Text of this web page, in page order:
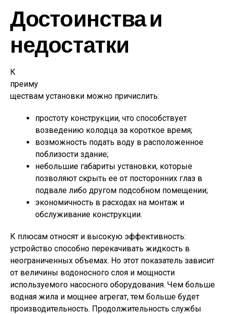
Достоинства и
недостатки
К
преиму
ществам установки можно причислить:
простоту конструкции, что способствует
возведению колодца за короткое время;
возможность подать воду в расположенное
поблизости здание;
небольшие габариты установки, которые
позволяют скрыть ее от посторонних глаз в
подвале либо другом подсобном помещении;
экономичность в расходах на монтаж и
обслуживание конструкции.
К плюсам относят и высокую эффективность:
устройство способно перекачивать жидкость в
неограниченных объемах. Но этот показатель зависит
от величины водоносного слоя и мощности
используемого насосного оборудования. Чем больше
водная жила и мощнее агрегат, тем больше будет
производительность. Продолжительность службы